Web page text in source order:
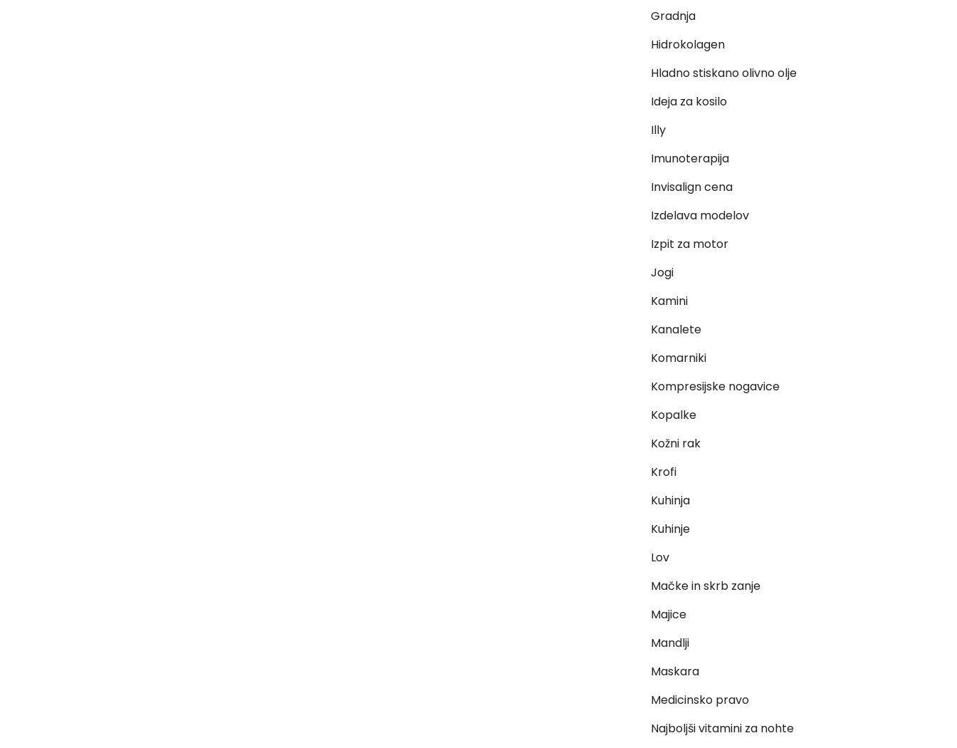
Gradnja
Hidrokolagen
Hladno stiskano olivno olje
Ideja za kosilo
Illy
Imunoterapija
Invisalign cena
Izdelava modelov
Izpit za motor
Jogi
Kamini
Kanalete
Komarniki
Kompresijske nogavice
Kopalke
Kožni rak
Krofi
Kuhinja
Kuhinje
Lov
Mačke in skrb zanje
Majice
Mandlji
Maskara
Medicinsko pravo
Najboljši vitamini za nohte